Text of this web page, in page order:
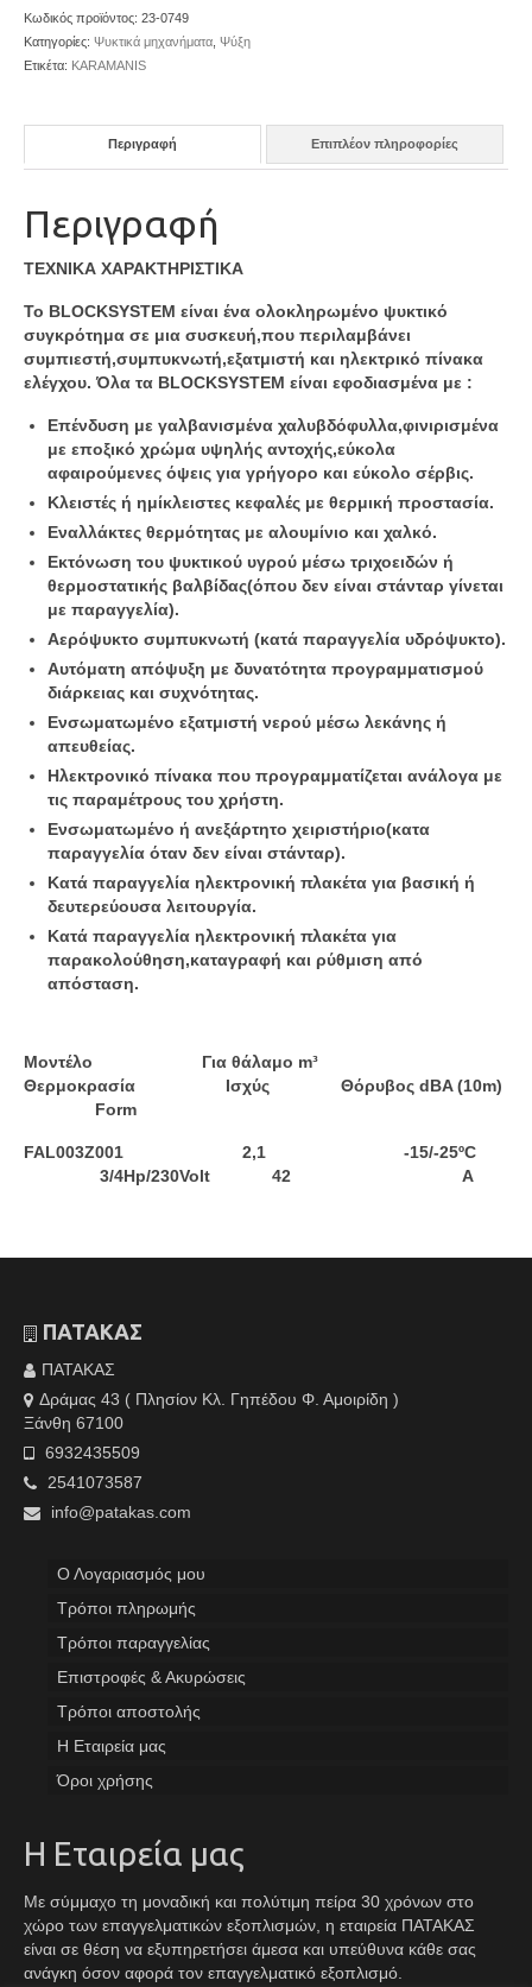
Κωδικός προϊόντος: 23-0749
Κατηγορίες: Ψυκτικά μηχανήματα Ψύξη
Ετικέτα: KARAMANIS
Περιγραφή Επιπλέον πληροφορίες
Περιγραφή
ΤΕΧΝΙΚΑ ΧΑΡΑΚΤΗΡΙΣΤΙΚΑ
Το BLOCKSYSTEM είναι ένα ολοκληρωμένο ψυκτικό
συγκρότημα σε μια συσκευή,που περιλαμβάνει
συμπιεστή,συμπυκνωτή,εξατμιστή και ηλεκτρικό πίνακα
ελέγχου. Όλα τα BLOCKSYSTEM είναι εφοδιασμένα με :
Επένδυση με γαλβανισμένα χαλυβδόφυλλα,φινιρισμένα
με εποξικό χρώμα υψηλής αντοχής,εύκολα
αφαιρούμενες όψεις για γρήγορο και εύκολο σέρβις.
Κλειστές ή ημίκλειστες κεφαλές με θερμική προστασία.
Εναλλάκτες θερμότητας με αλουμίνιο και χαλκό.
Εκτόνωση του ψυκτικού υγρού μέσω τριχοειδών ή
θερμοστατικής βαλβίδας(όπου δεν είναι στάνταρ γίνεται
με παραγγελία).
Αερόψυκτο συμπυκνωτή (κατά παραγγελία υδρόψυκτο).
Αυτόματη απόψυξη με δυνατότητα προγραμματισμού
διάρκειας και συχνότητας.
Ενσωματωμένο εξατμιστή νερού μέσω λεκάνης ή
απευθείας.
Ηλεκτρονικό πίνακα που προγραμματίζεται ανάλογα με
τις παραμέτρους του χρήστη.
Ενσωματωμένο ή ανεξάρτητο χειριστήριο(κατα
παραγγελία όταν δεν είναι στάνταρ).
Κατά παραγγελία ηλεκτρονική πλακέτα για βασική ή
δευτερεύουσα λειτουργία.
Κατά παραγγελία ηλεκτρονική πλακέτα για
παρακολούθηση,καταγραφή και ρύθμιση από
απόσταση.
Μοντέλο Για θάλαμο m³
Θερμοκρασία Ισχύς Θόρυβος dBA (10m)
Form
FAL003Z001 2,1 -15/-25ºC
3/4Hp/230Volt 42 A
ΠΑΤΑΚΑΣ
ΠΑΤΑΚΑΣ
Δράμας 43 ( Πλησίον Κλ. Γηπέδου Φ. Αμοιρίδη )
Ξάνθη 67100
6932435509
2541073587
info@patakas.com
Ο Λογαριασμός μου
Tρόποι πληρωμής
Τρόποι παραγγελίας
Επιστροφές & Ακυρώσεις
Τρόποι αποστολής
Η Εταιρεία μας
Όροι χρήσης
Η Εταιρεία μας
Με σύμμαχο τη μοναδική και πολύτιμη πείρα 30 χρόνων στο
χώρο των επαγγελματικών εξοπλισμών, η εταιρεία ΠΑΤΑΚΑΣ
είναι σε θέση να εξυπηρετήσει άμεσα και υπεύθυνα κάθε σας
ανάγκη όσον αφορά τον επαγγελματικό εξοπλισμό.